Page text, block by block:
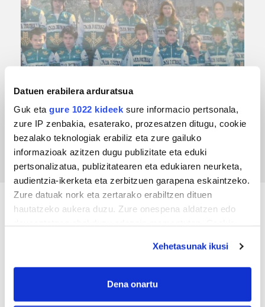
Datuen erabilera arduratsua
Guk eta gure 1022 kideek sure informacio pertsonala,
zure IP zenbakia, esaterako, prozesatzen ditugu, cookie
bezalako teknologiak erabiliz eta zure gailuko
informazioak azitzen dugu publizitate eta eduki
pertsonalizatua, publizitatearen eta edukiaren neurketa,
audientzia-ikerketa eta zerbitzuen garapena eskaintzeko.
Zure datuak nork eta zertarako erabiltzen dituen
hautatzeko aukera duzu. Zure onespena aldatzen edo
If you allow, we would also like to:
Collect information about your geographical
Xehetasunak ikusi
Dena onartu
TXIRRINDULARITZA
Tourreko goierritarrak
KIROLA